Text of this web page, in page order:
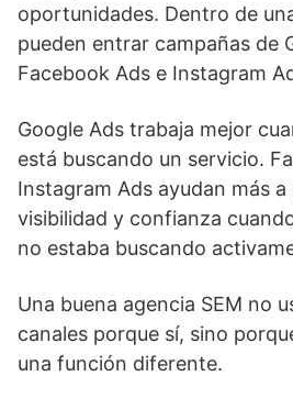
oportunidades. Dentro de
pueden entrar campañas de
Facebook Ads e Instagram
Google Ads trabaja mejor
está buscando un servicio.
Instagram Ads ayudan más
visibilidad y confianza
no estaba buscando
Una buena agencia SEM no
canales porque sí, sino
una función diferente.